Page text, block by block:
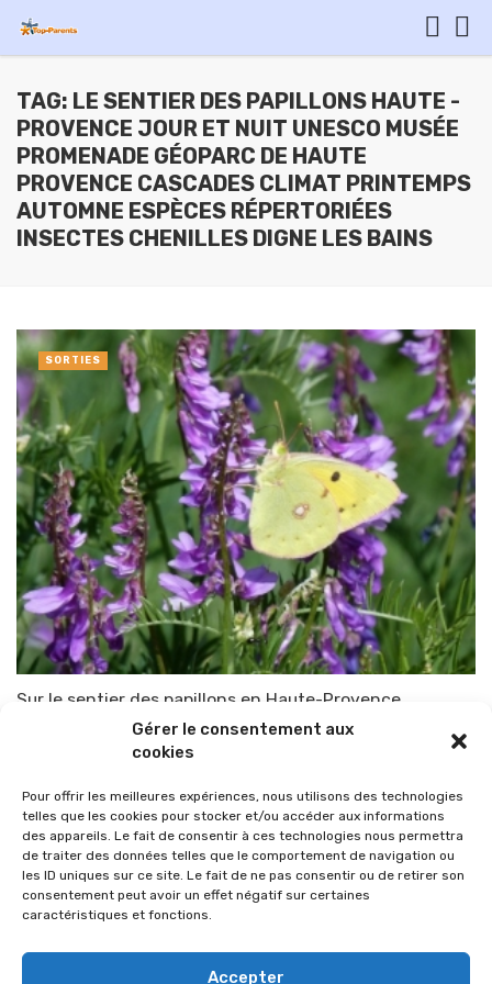
Gérer le consentement aux
cookies
Pour offrir les meilleures expériences, nous utilisons des technologies
telles que les cookies pour stocker et/ou accéder aux informations
des appareils. Le fait de consentir à ces technologies nous permettra
de traiter des données telles que le comportement de navigation ou
les ID uniques sur ce site. Le fait de ne pas consentir ou de retirer son
consentement peut avoir un effet négatif sur certaines
caractéristiques et fonctions.
Accepter
TAG: LE SENTIER DES PAPILLONS HAUTE -
PROVENCE JOUR ET NUIT UNESCO MUSÉE
PROMENADE GÉOPARC DE HAUTE
PROVENCE CASCADES CLIMAT PRINTEMPS
AUTOMNE ESPÈCES RÉPERTORIÉES
INSECTES CHENILLES DIGNE LES BAINS
Sur le sentier des papillons en Haute-Provence
TOP-PARENTS 26 juillet 2019
SORTIES